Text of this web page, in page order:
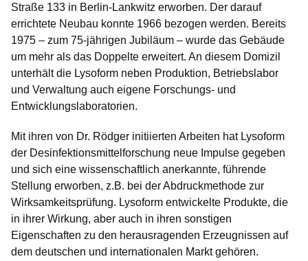
Straße 133 in Berlin-Lankwitz erworben. Der darauf
errichtete Neubau konnte 1966 bezogen werden. Bereits
1975 – zum 75-jährigen Jubiläum – wurde das Gebäude
um mehr als das Doppelte erweitert. An diesem Domizil
unterhält die Lysoform neben Produktion, Betriebslabor
und Verwaltung auch eigene Forschungs- und
Entwicklungslaboratorien.
Mit ihren von Dr. Rödger initiierten Arbeiten hat Lysoform
der Desinfektionsmittelforschung neue Impulse gegeben
und sich eine wissenschaftlich anerkannte, führende
Stellung erworben, z.B. bei der Abdruckmethode zur
Wirksamkeitsprüfung. Lysoform entwickelte Produkte, die
in ihrer Wirkung, aber auch in ihren sonstigen
Eigenschaften zu den herausragenden Erzeugnissen auf
dem deutschen und internationalen Markt gehören.